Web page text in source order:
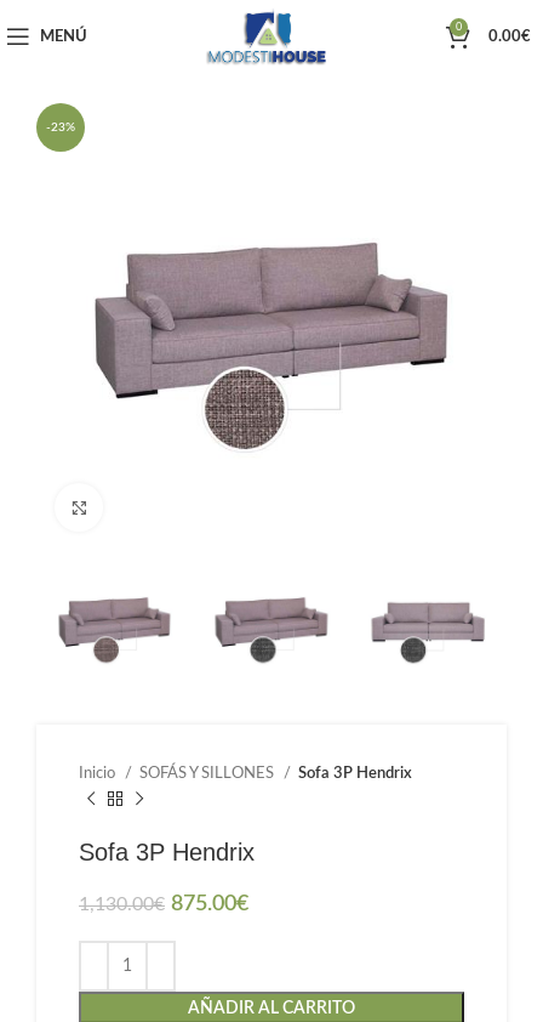
MENÚ
0
0.00€
-23%
Inicio SOFÁS Y SILLONES Sofa 3P Hendrix
Sofa 3P Hendrix
1,130.00€ 875.00€
AÑADIR AL CARRITO